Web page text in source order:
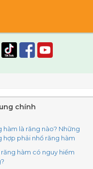
chính
hàm là răng nào? Những
hợp phải nhổ răng hàm
răng hàm có nguy hiểm